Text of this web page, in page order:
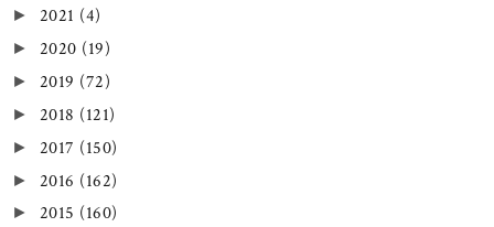
► 2021 (4)
► 2020 (19)
► 2019 (72)
► 2018 (121)
► 2017 (150)
► 2016 (162)
► 2015 (160)